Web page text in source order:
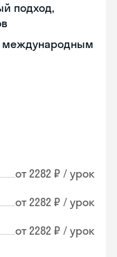
подход,
международным
от 2282 ₽ / урок
от 2282 ₽ / урок
от 2282 ₽ / урок